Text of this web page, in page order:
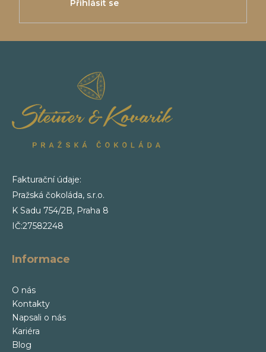
Přihlásit se
Fakturační údaje:
Pražská čokoláda, s.r.o.
K Sadu 754/2B, Praha 8
IČ:27582248
Informace
O nás
Kontakty
Napsali o nás
Kariéra
Blog